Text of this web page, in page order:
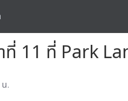
ที่ 11 ที่ Park
.